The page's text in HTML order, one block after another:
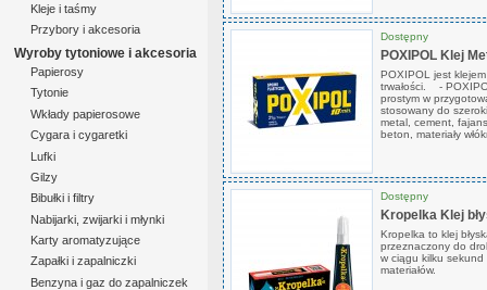
Kleje i taśmy
Przybory i akcesoria
Wyroby tytoniowe i akcesoria
Papierosy
Tytonie
Wkłady papierosowe
Cygara i cygaretki
Lufki
Gilzy
Bibułki i filtry
Nabijarki, zwijarki i młynki
Karty aromatyzujące
Zapałki i zapalniczki
Benzyna i gaz do zapalniczek
Dostępny
POXIPOL Klej
POXIPOL jest klejem
trwałości. -
prostym w
stosowany do
metal, cement,
beton, materiały
Dostępny
Kropelka Klej
Kropelka to klej
przeznaczony do
w ciągu kilku sekund
materiałów.